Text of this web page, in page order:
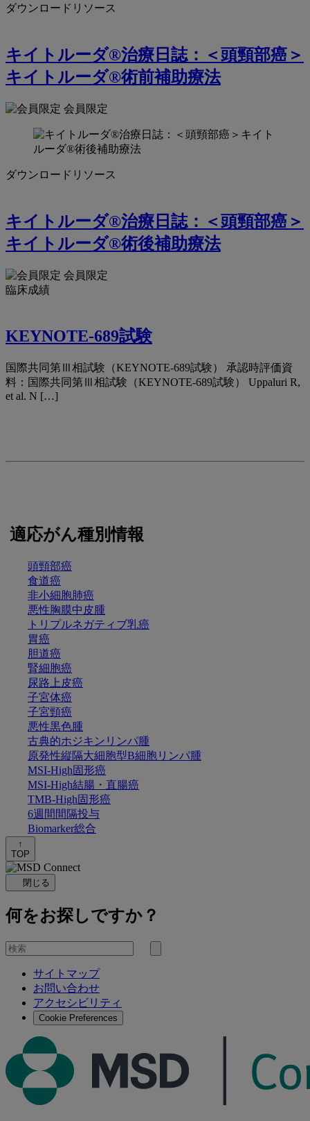
ダウンロードリソース
キイトルーダ®治療日誌：＜頭頸部癌＞
キイトルーダ®術前補助療法
会員限定
ダウンロードリソース
キイトルーダ®治療日誌：＜頭頸部癌＞
キイトルーダ®術後補助療法
会員限定
臨床成績
KEYNOTE-689試験
国際共同第Ⅲ相試験（KEYNOTE-689試験） 承認時評価資
料：国際共同第Ⅲ相試験（KEYNOTE-689試験） Uppaluri R,
et al. N […]
適応がん種別情報
頭頸部癌
食道癌
非小細胞肺癌
悪性胸膜中皮腫
トリプルネガティブ乳癌
胃癌
胆道癌
腎細胞癌
尿路上皮癌
子宮体癌
子宮頸癌
悪性黒色腫
古典的ホジキンリンパ腫
原発性縦隔大細胞型B細胞リンパ腫
MSI-High固形癌
MSI-High結腸・直腸癌
TMB-High固形癌
6週間間隔投与
Biomarker総合
↑
TOP
閉じる
何をお探しですか？
を
検
サイトマップ
お問い合わせ
アクセシビリティ
Cookie Preferences